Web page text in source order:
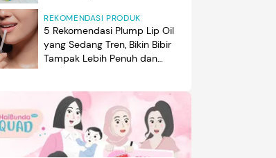
REKOMENDASI PRODUK
5 Rekomendasi Plump Lip Oil
yang Sedang Tren, Bikin Bibir
Tampak Lebih Penuh dan